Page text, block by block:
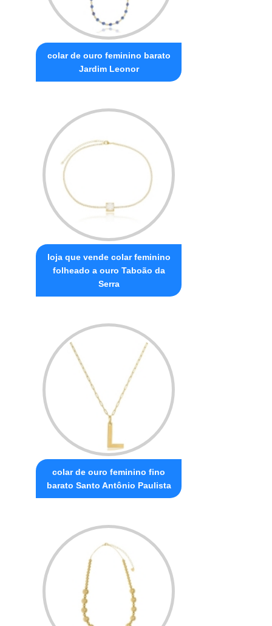
colar de ouro feminino barato
Jardim Leonor
loja que vende colar feminino
folheado a ouro Taboão da
Serra
colar de ouro feminino fino
barato Santo Antônio Paulista